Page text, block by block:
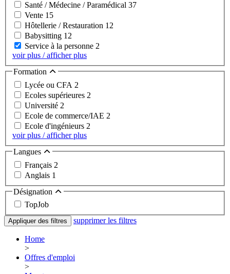
Santé / Médecine / Paramédical 37
Vente 15
Hôtellerie / Restauration 12
Babysitting 12
Service à la personne 2
voir plus / afficher plus
Formation
Lycée ou CFA 2
Ecoles supérieures 2
Université 2
Ecole de commerce/IAE 2
Ecole d'ingénieurs 2
voir plus / afficher plus
Langues
Français 2
Anglais 1
Désignation
TopJob
Appliquer des filtres supprimer les filtres
Home
>
Offres d'emploi
>